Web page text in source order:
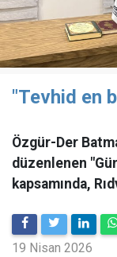
"Tevhid en
Özgür-Der
düzenlenen
kapsamında,
19 Nisan 2026